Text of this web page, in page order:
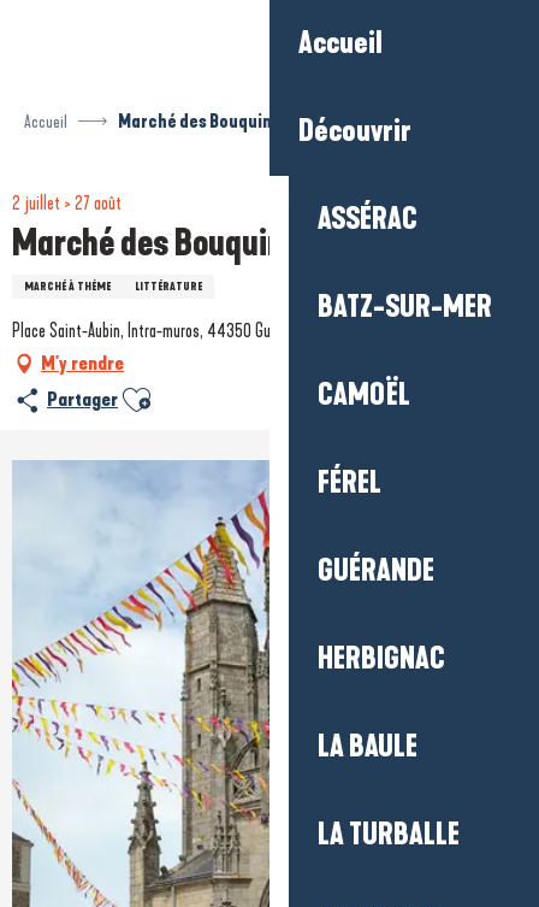
Accueil
Découvrir
ASSÉRAC
BATZ-SUR-MER
CAMOËL
FÉREL
GUÉRANDE
HERBIGNAC
LA BAULE
LA TURBALLE
Accueil Marché des Bouquinistes
2 juillet > 27 août
Marché des Bouquinistes
MARCHÉ À THÈME LITTÉRATURE
Place Saint-Aubin, Intra-muros, 44350 Guérande
M'y rendre
Partager Ajouter aux favoris